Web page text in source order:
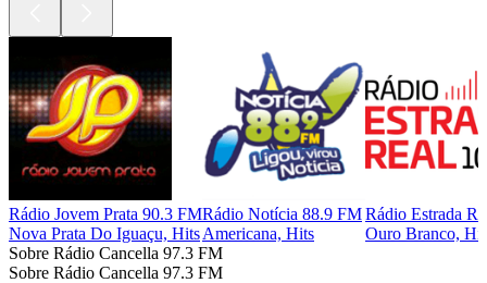
Rádio Jovem Prata 90.3 FM
Nova Prata Do Iguaçu, Hits
Rádio Notícia 88.9 FM
Americana, Hits
Rádio Estrada
Ouro Branco,
Sobre Rádio Cancella 97.3 FM
Sobre Rádio Cancella 97.3 FM